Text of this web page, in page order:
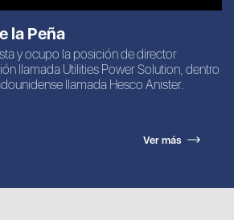
la Peña
y ocupo la posición de director
llamada Utilities Power Solution, dentro
llamada Hesco Anister.
Ver más